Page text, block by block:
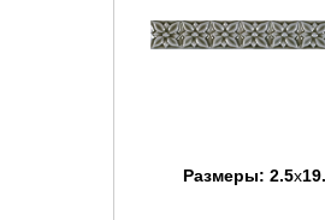
Размеры: 2.5x